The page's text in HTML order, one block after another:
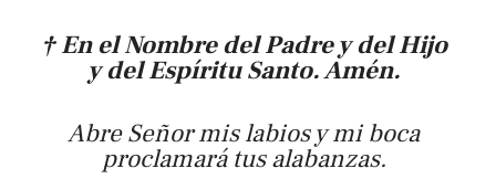
† En el Nombre del Padre y del Hijo
y del Espíritu Santo. Amén.
Abre Señor mis labios y mi boca
proclamará tus alabanzas.